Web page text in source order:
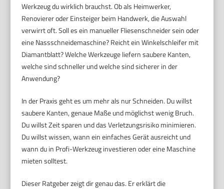
Werkzeug du wirklich brauchst. Ob als Heimwerker,
Renovierer oder Einsteiger beim Handwerk, die Auswahl
verwirrt oft. Soll es ein manueller Fliesenschneider sein oder
eine Nassschneidemaschine? Reicht ein Winkelschleifer mit
Diamantblatt? Welche Werkzeuge liefern saubere Kanten,
welche sind schneller und welche sind sicherer in der
Anwendung?
In der Praxis geht es um mehr als nur Schneiden. Du willst
saubere Kanten, genaue Maße und möglichst wenig Bruch.
Du willst Zeit sparen und das Verletzungsrisiko minimieren.
Du willst wissen, wann ein einfaches Gerät ausreicht und
wann du in Profi-Werkzeug investieren oder eine Maschine
mieten solltest.
Dieser Ratgeber zeigt dir genau das. Er erklärt die